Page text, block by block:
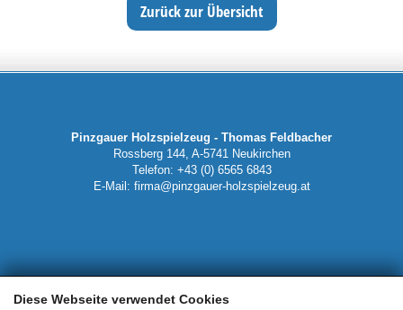
Diese Webseite verwendet Cookies
Zurück zur Übersicht
Pinzgauer Holzspielzeug - Thomas Feldbacher
Rossberg 144, A-5741 Neukirchen
Telefon: +43 (0) 6565 6843
E-Mail: firma@pinzgauer-holzspielzeug.at
Mein Konto